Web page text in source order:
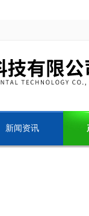
新闻资讯